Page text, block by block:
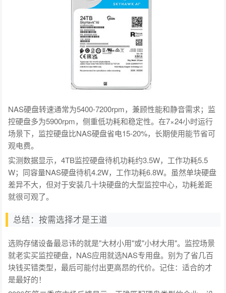
NAS硬盘转速通常为5400-7200rpm，兼顾性能和静音需求；监
控硬盘多为5900rpm，侧重低功耗和稳定性。在7×24小时运行
场景下，监控硬盘比NAS硬盘省电15-20%，长期使用能节省可
观电费。
实测数据显示，4TB监控硬盘待机功耗约3.5W，工作功耗5.5
W；同容量NAS硬盘待机4.2W，工作功耗6.8W。虽然单块硬盘
差异不大，但对于安装几十块硬盘的大型监控中心，功耗差距
就很可观了。
总结：按需选择才是王道
选购存储设备最忌讳的就是"大材小用"或"小材大用"。监控场景
就老实买监控硬盘，NAS应用就选NAS专用盘。别为了省几百
块钱买错类型，最后可能付出更高昂的代价。记住：适合的才
是最好的！